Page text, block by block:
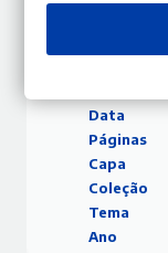
Data
Páginas
Capa
Coleção
Tema
Ano